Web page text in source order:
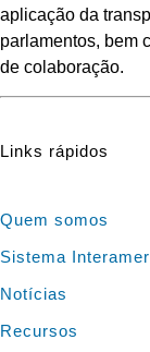
aplicação da
parlamentos, bem
de colaboração.
Links rápidos
Quem somos
Sistema
Notícias
Recursos